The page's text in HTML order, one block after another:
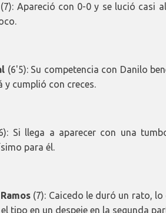
(7): Apareció con 0-0 y se lució casi
(6'5): Su competencia con Danilo
y cumplió con creces.
Si llega a aparecer con una
para él.
(7): Caicedo le duró un rato,
tipo en un despeje en la segunda